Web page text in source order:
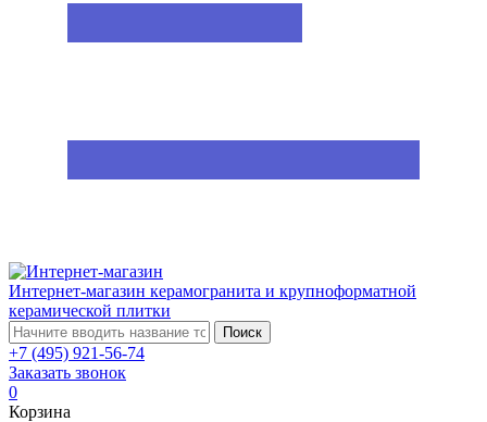
Интернет-магазин керамогранита и крупноформатной
керамической плитки
Поиск
+7 (495) 921-56-74
Заказать звонок
0
Корзина